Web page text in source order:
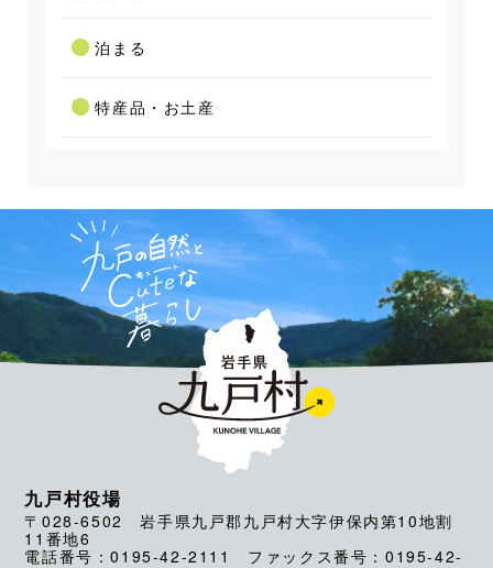
泊まる
特産品・お土産
九戸村役場
〒028-6502 岩手県九戸郡九戸村大字伊保内第10地割
11番地6
電話番号：0195-42-2111 ファックス番号：0195-42-